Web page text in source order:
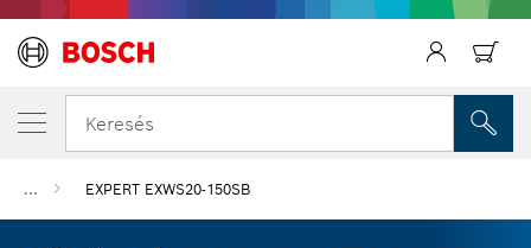
Keresés
... EXPERT EXWS20-150SB